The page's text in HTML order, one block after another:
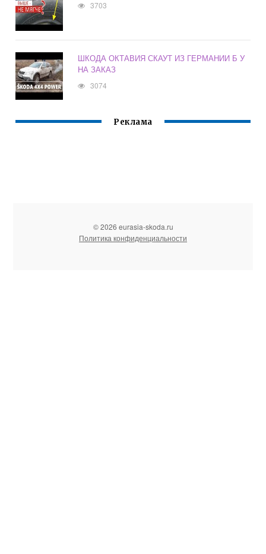
3703
ШКОДА ОКТАВИЯ СКАУТ ИЗ ГЕРМАНИИ Б У
НА ЗАКАЗ
3074
Реклама
© 2026 eurasia-skoda.ru
Политика конфиденциальности